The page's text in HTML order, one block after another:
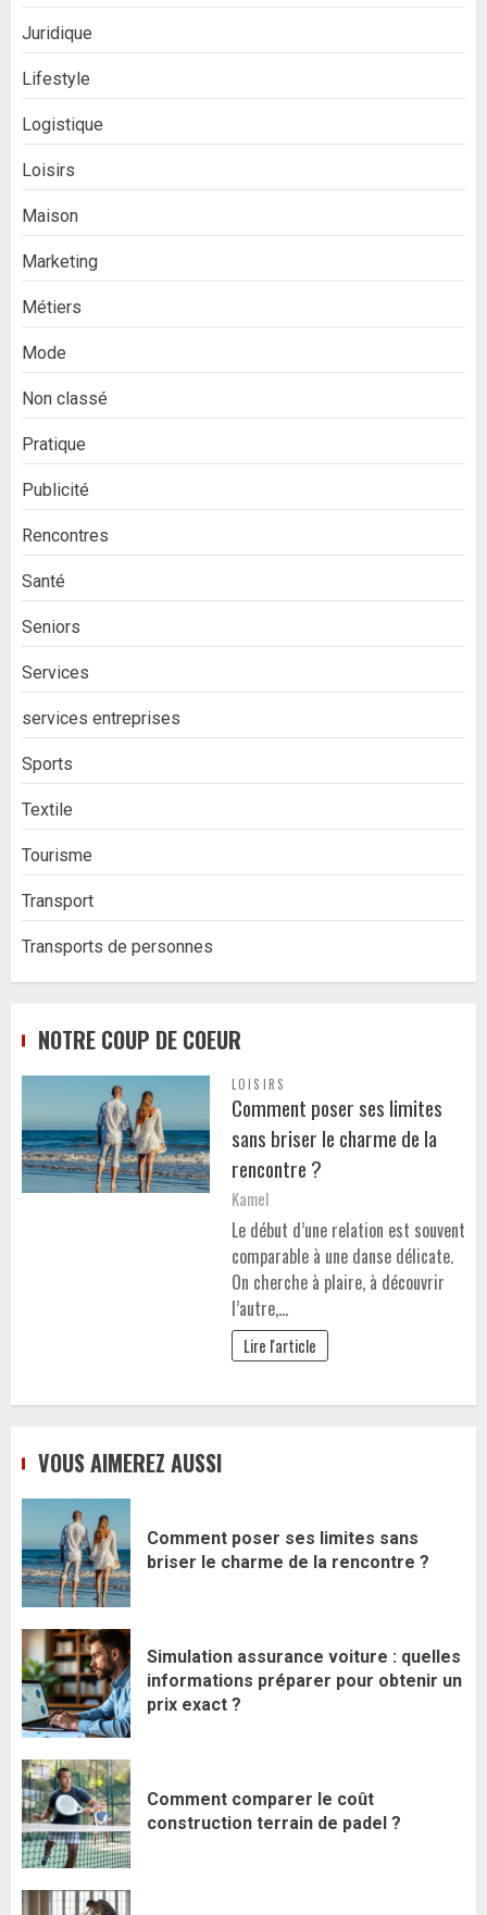
Juridique
Lifestyle
Logistique
Loisirs
Maison
Marketing
Métiers
Mode
Non classé
Pratique
Publicité
Rencontres
Santé
Seniors
Services
services entreprises
Sports
Textile
Tourisme
Transport
Transports de personnes
NOTRE COUP DE COEUR
LOISIRS
Comment poser ses limites
sans briser le charme de la
rencontre ?
Kamel
Le début d’une relation est souvent
comparable à une danse délicate.
On cherche à plaire, à découvrir
l’autre,…
Lire l'article
VOUS AIMEREZ AUSSI
Comment poser ses limites sans
briser le charme de la rencontre ?
Simulation assurance voiture : quelles
informations préparer pour obtenir un
prix exact ?
Comment comparer le coût
construction terrain de padel ?